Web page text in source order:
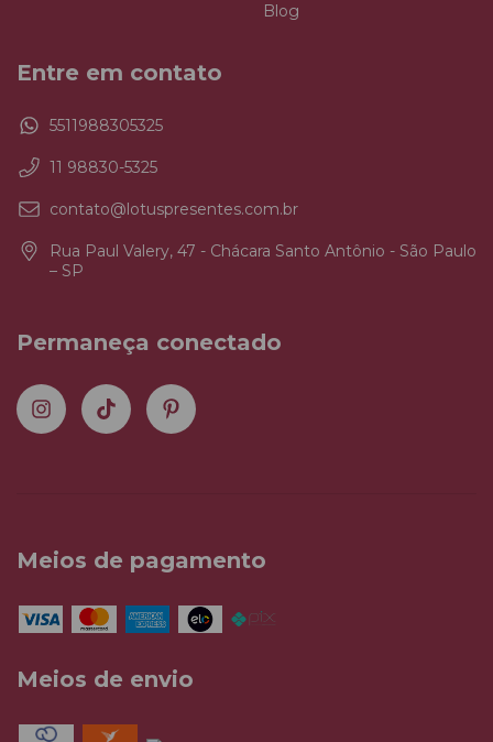
Blog
Entre em contato
5511988305325
11 98830-5325
contato@lotuspresentes.com.br
Rua Paul Valery, 47 - Chácara Santo Antônio - São Paulo
– SP
Permaneça conectado
Meios de pagamento
Meios de envio